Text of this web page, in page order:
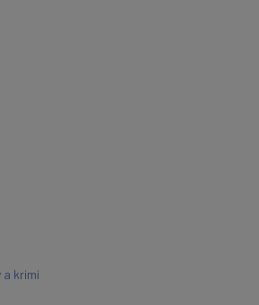
a krimi